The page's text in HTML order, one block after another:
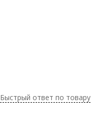
Быстрый ответ по товару